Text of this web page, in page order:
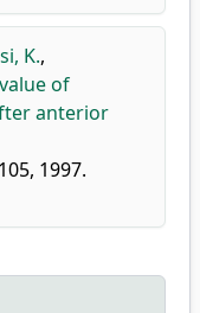
K.,
of
anterior
1997.